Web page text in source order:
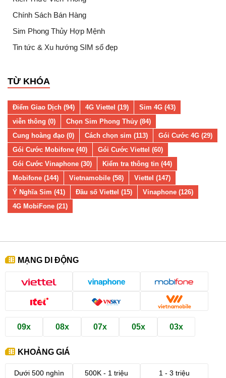
Chính Sách Bán Hàng
Sim Phong Thủy Hợp Mệnh
Tin tức & Xu hướng SIM số đẹp
TỪ KHÓA
Điểm Giao Dịch (94) 4G Viettel (19)
Sim 4G (43)
viễn thông (0)
Chọn Sim Phong Thủy (84)
Cung hoàng đạo (0)
Cách chọn sim (113)
Gói Cước 4G (29)
Gói Cước Mobifone (40)
Gói Cước Viettel (60)
Gói Cước Vinaphone (30)
Kiểm tra thông tin (44)
Mobifone (144)
Vietnamobile (58)
Viettel (147)
Ý Nghĩa Sim (41)
Đầu số Viettel (15)
Vinaphone (126)
4G MobiFone (21)
MẠNG DI ĐỘNG
09x 08x 07x 05x 03x
KHOẢNG GIÁ
Dưới 500 nghìn 500K - 1 triệu 1 - 3 triệu